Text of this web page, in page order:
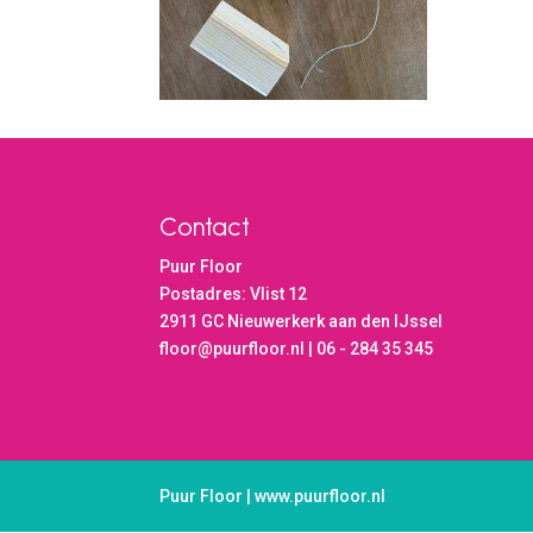
Contact
Puur Floor
Postadres: Vlist 12
2911 GC Nieuwerkerk aan den IJssel
floor@puurfloor.nl | 06 - 284 35 345
Puur Floor | www.puurfloor.nl